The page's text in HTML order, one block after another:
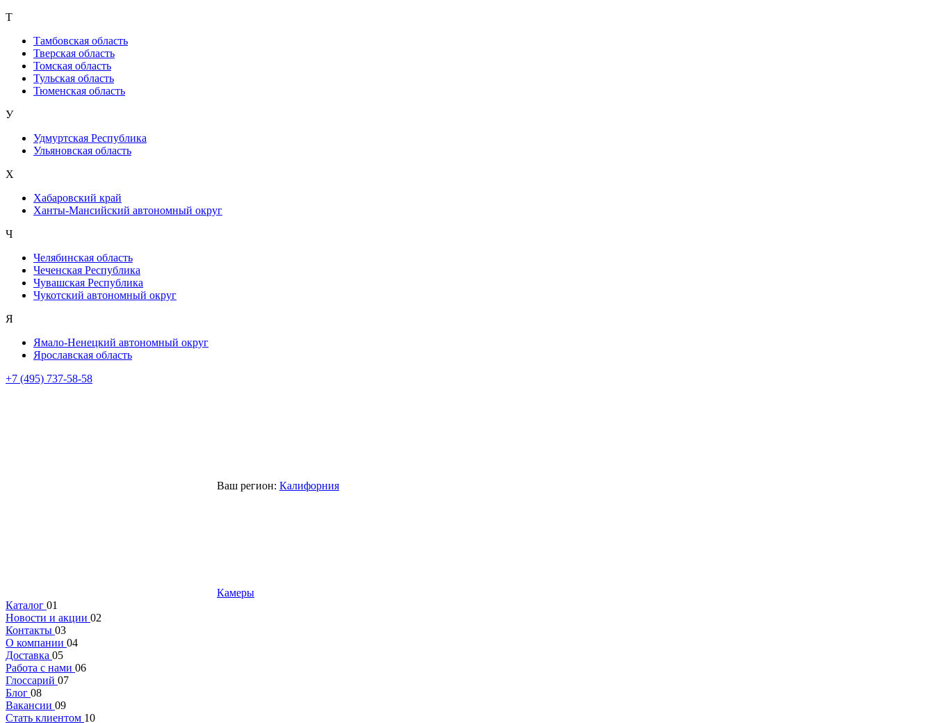
Т
Тамбовская область
Тверская область
Томская область
Тульская область
Тюменская область
У
Удмуртская Республика
Ульяновская область
Х
Хабаровский край
Ханты-Мансийский автономный округ
Ч
Челябинская область
Чеченская Республика
Чувашская Республика
Чукотский автономный округ
Я
Ямало-Ненецкий автономный округ
Ярославская область
+7 (495) 737-58-58
Ваш регион: Калифорния
Камеры
Каталог 01
Новости и акции 02
Контакты 03
О компании 04
Доставка 05
Работа с нами 06
Глоссарий 07
Блог 08
Вакансии 09
Стать клиентом 10